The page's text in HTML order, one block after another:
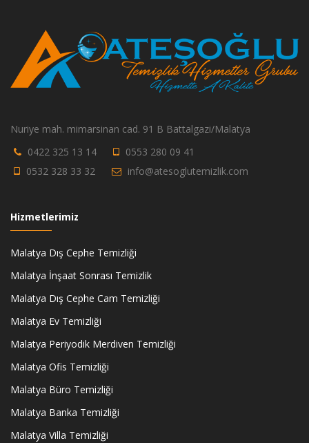
Nuriye mah. mimarsinan cad. 91 B Battalgazi/Malatya
0422 325 13 14
0553 280 09 41
0532 328 33 32
info@atesoglutemizlik.com
Hizmetlerimiz
Malatya Dış Cephe Temizliği
Malatya İnşaat Sonrası Temizlik
Malatya Dış Cephe Cam Temizliği
Malatya Ev Temizliği
Malatya Periyodik Merdiven Temizliği
Malatya Ofis Temizliği
Malatya Büro Temizliği
Malatya Banka Temizliği
Malatya Villa Temizliği